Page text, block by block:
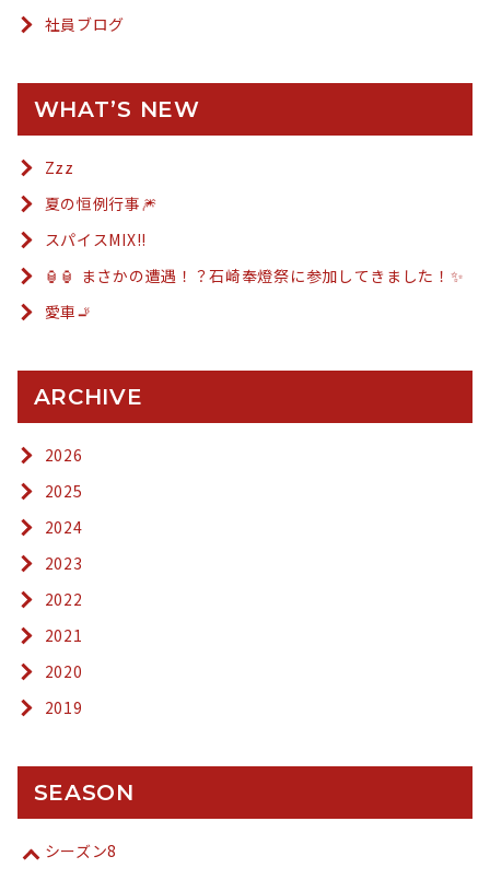
社員ブログ
WHAT’S NEW
Zzz
夏の恒例行事🎆
スパイスMIX!!
🏮🏮 まさかの遭遇！？石崎奉燈祭に参加してきました！✨
愛車🚬
ARCHIVE
2026
2025
2024
2023
2022
2021
2020
2019
SEASON
シーズン8